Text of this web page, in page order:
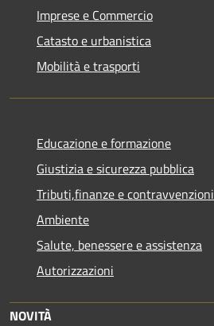
Imprese e Commercio
Catasto e urbanistica
Mobilità e trasporti
Educazione e formazione
Giustizia e sicurezza pubblica
Tributi,finanze e contravvenzioni
Ambiente
Salute, benessere e assistenza
Autorizzazioni
NOVITÀ